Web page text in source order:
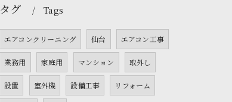
タグ Tags
エアコンクリーニング 仙台 エアコン工事
業務用 家庭用 マンション 取外し
設置 室外機 設備工事 リフォーム